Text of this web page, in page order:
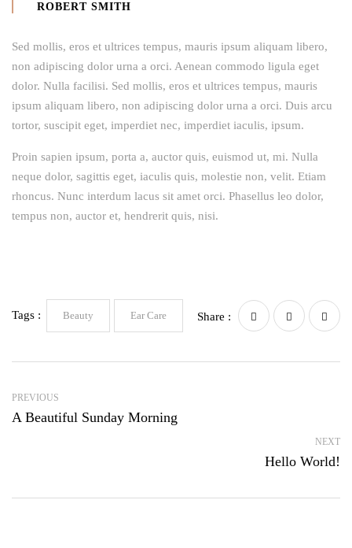
ROBERT SMITH
Sed mollis, eros et ultrices tempus, mauris ipsum aliquam libero,
non adipiscing dolor urna a orci. Aenean commodo ligula eget
dolor. Nulla facilisi. Sed mollis, eros et ultrices tempus, mauris
ipsum aliquam libero, non adipiscing dolor urna a orci. Duis arcu
tortor, suscipit eget, imperdiet nec, imperdiet iaculis, ipsum.
Proin sapien ipsum, porta a, auctor quis, euismod ut, mi. Nulla
neque dolor, sagittis eget, iaculis quis, molestie non, velit. Etiam
rhoncus. Nunc interdum lacus sit amet orci. Phasellus leo dolor,
tempus non, auctor et, hendrerit quis, nisi.
Tags : Beauty Ear Care Share :
PREVIOUS
A Beautiful Sunday Morning
NEXT
Hello World!